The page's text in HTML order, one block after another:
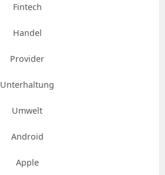
Fintech
Handel
Provider
Unterhaltung
Umwelt
Android
Apple